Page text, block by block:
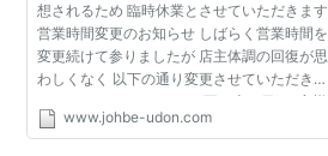
想されるため 臨時休業とさせていただきます
営業時間変更のお知らせ しばらく営業時間を
変更続けて参りましたが 店主体調の回復が思
わしくなく 以下の通り変更させていただきま
す ９：００～１５：００(平・土・日) お客様
には大変ご迷惑をおかけしますが よろしくお
www.johbe-udon.com